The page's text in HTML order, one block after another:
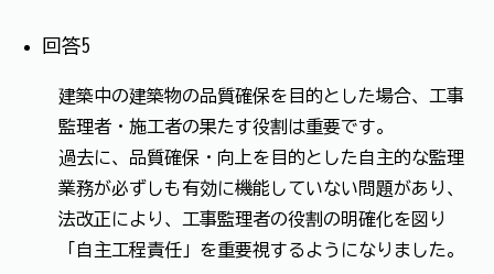
回答5
建築中の建築物の品質確保を目的とした場合、工事
監理者・施工者の果たす役割は重要です。
過去に、品質確保・向上を目的とした自主的な監理
業務が必ずしも有効に機能していない問題があり、
法改正により、工事監理者の役割の明確化を図り
「自主工程責任」を重要視するようになりました。